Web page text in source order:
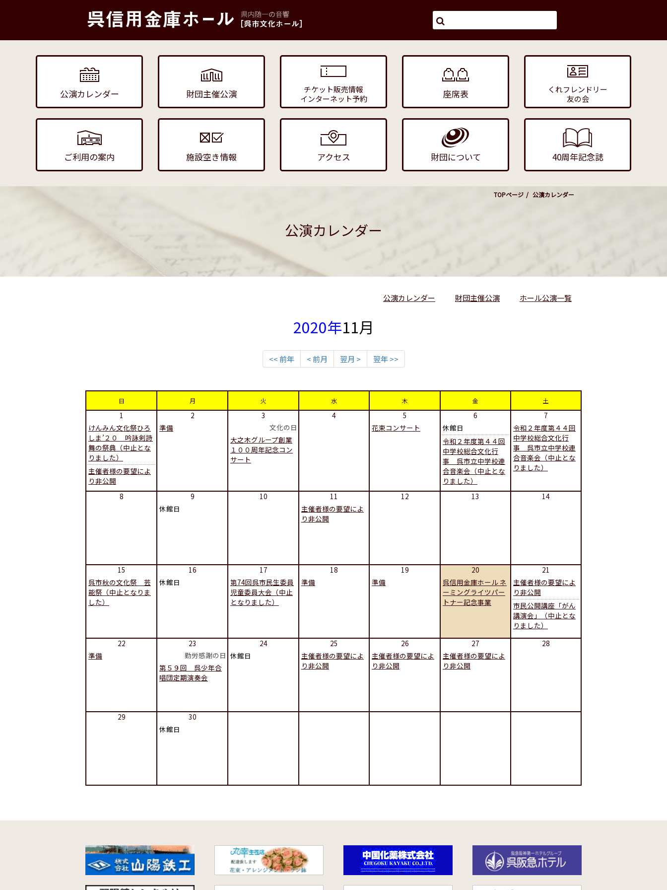
公演カレンダー 財団主催公演
チケット販売情報
インターネット予約
座席表
くれフレンドリー
友の会
ご利用の案内 施設空き情報 アクセス 財団について 40周年記念誌
TOPページ 公演カレンダー
公演カレンダー
公演カレンダー 財団主催公演 ホール公演一覧
2020年11月
<< 前年 < 前月 翌月 > 翌年 >>
日 月 火 水 木 金 土
1
けんみん文化祭ひろ
しま’２０ 吟詠剣詩
舞の祭典（中止とな
りました）
主催者様の要望によ
り非公開
2
準備
3
文化の日
大之木グループ創業
１００周年記念コン
サート
4
5
花束コンサート
6
休館日
令和２年度第４４回
中学校総合文化行
事 呉市立中学校連
合音楽会（中止とな
りました）
7
令和２年度第４４回
中学校総合文化行
事 呉市立中学校連
合音楽会（中止とな
りました）
8
9
休館日
10
11
主催者様の要望によ
り非公開
12 13 14
15
呉市秋の文化祭 芸
能祭（中止となりま
した）
16
休館日
17
第74回呉市民生委員
児童委員大会（中止
となりました）
18
準備
19
準備
20
呉信用金庫ホール ネ
ーミングライツパー
トナー記念事業
21
主催者様の要望によ
り非公開
市民公開講座「がん
講演会」（中止とな
りました）
22
準備
23
勤労感謝の日
第５９回 呉少年合
唱団定期演奏会
24
休館日
25
主催者様の要望によ
り非公開
26
主催者様の要望によ
り非公開
27
主催者様の要望によ
り非公開
28
29
30
休館日